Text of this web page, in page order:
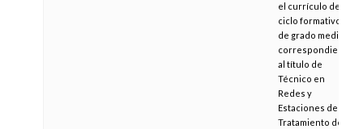
el currículo del
ciclo formativo
de grado medio
correspondiente
al título de
Técnico en
Redes y
Estaciones de
Tratamiento de